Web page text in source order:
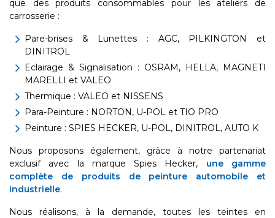
que des produits consommables pour les ateliers de
carrosserie :
Pare-brises & Lunettes : AGC, PILKINGTON et
DINITROL
Eclairage & Signalisation : OSRAM, HELLA, MAGNETI
MARELLI et VALEO
Thermique : VALEO et NISSENS
Para-Peinture : NORTON, U-POL et TIO PRO
Peinture : SPIES HECKER, U-POL, DINITROL, AUTO K
Nous proposons également, grâce à notre partenariat
exclusif avec la marque Spies Hecker, une gamme
complète de produits de peinture automobile et
industrielle.
Nous réalisons, à la demande, toutes les teintes en